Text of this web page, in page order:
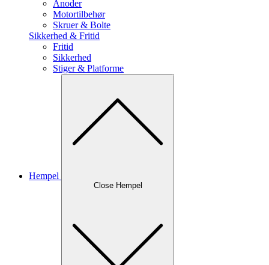
Anoder
Motortilbehør
Skruer & Bolte
Sikkerhed & Fritid
Fritid
Sikkerhed
Stiger & Platforme
Hempel
Close Hempel